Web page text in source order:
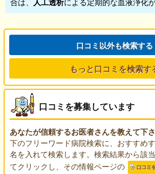
口コミ以外も検索する
もっと口コミを検索す
口コミを募集しています
あなたが信頼するお医者さんを教えて下さ
下のフリーワード病院検索に、おすすめ
名を入れて検索します。検索結果から該
てクリックし、その情報ページの